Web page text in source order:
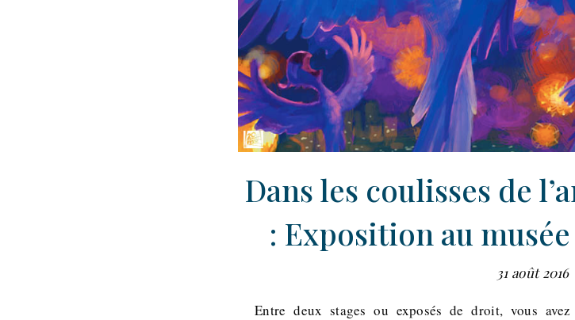
Dans les coulisses de
: Exposition au
31 août 2016
Entre deux stages ou exposés de droit, vous